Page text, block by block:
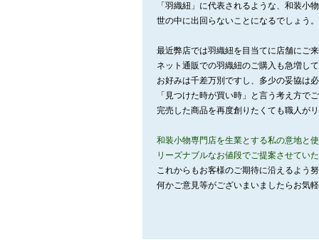
「羽織紐」に代表されるような、和装小
世の中に出回らないことになるでしょう。
最近弊店では羽織紐を目当てに店舗にご
ネット通販での羽織紐のご購入も急増し
お好みは千差万別ですし、多少の妥協は
「見つけた時が買い時」と言う考え方で
完売した商品を再度創りたくても職人が
和装小物専門店を生業とする私の意地と
リーズナブルなお値段でご提案させてい
これからもお客様のご期待に沿えるよう
何かご意見等がございまいましたらお気